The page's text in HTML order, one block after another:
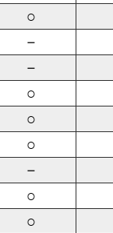
○
－
－
○
○
○
－
○
○